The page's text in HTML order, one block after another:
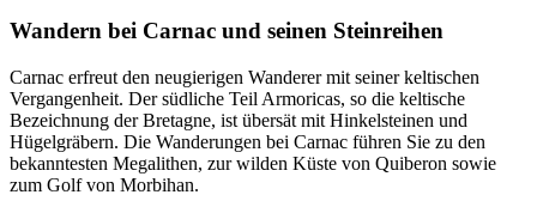
Wandern bei Carnac und seinen Steinreihen
Carnac erfreut den neugierigen Wanderer mit seiner keltischen
Vergangenheit. Der südliche Teil Armoricas, so die keltische
Bezeichnung der Bretagne, ist übersät mit Hinkelsteinen und
Hügelgräbern. Die Wanderungen bei Carnac führen Sie zu den
bekanntesten Megalithen, zur wilden Küste von Quiberon sowie
zum Golf von Morbihan.